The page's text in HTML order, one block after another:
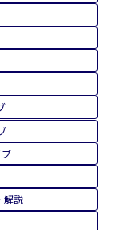
解説